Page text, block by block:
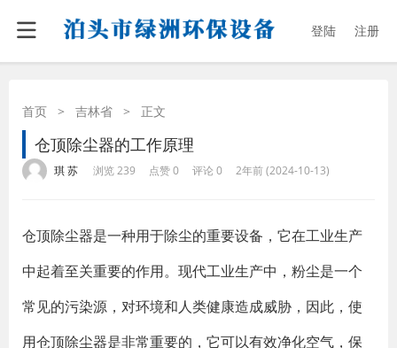
登陆 注册
首页 > 吉林省 > 正文
仓顶除尘器的工作原理
琪 苏 浏览 239 点赞 0 评论 0 2年前 (2024-10-13)
仓顶除尘器是一种用于除尘的重要设备，它在工业生产
中起着至关重要的作用。现代工业生产中，粉尘是一个
常见的污染源，对环境和人类健康造成威胁，因此，使
用仓顶除尘器是非常重要的，它可以有效净化空气，保